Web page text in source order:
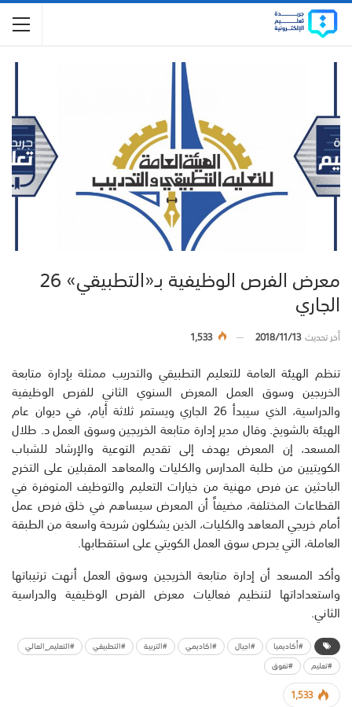
معرض الفرص الوظيفية بـ«التطبيقي» 26
الجاري
أخر تحديث2018/11/13
1,533
تنظم الهيئة العامة للتعليم التطبيقي والتدريب ممثلة بإدارة متابعة
الخريجين وسوق العمل المعرض السنوي الثاني للفرص الوظيفية
والدراسية، الذي سيبدأ 26 الجاري ويستمر ثلاثة أيام، في ديوان عام
الهيئة بالشويخ. وقال مدير إدارة متابعة الخريجين وسوق العمل د. طلال
المسعد، إن المعرض يهدف إلى تقديم التوعية والإرشاد للشباب
الكويتيين من طلبة المدارس والكليات والمعاهد المقبلين على التخرج
الباحثين عن فرص مهنية من خيارات التعليم والتوظيف المتوفرة في
القطاعات المختلفة، مضيفاً أن المعرض سيساهم في خلق فرص عمل
أمام خريجي المعاهد والكليات، الذين يشكلون شريحة واسعة من الطبقة
العاملة، التي يحرص سوق العمل الكويتي على استقطابها.
وأكد المسعد أن إدارة متابعة الخريجين وسوق العمل أنهت ترتيباتها
واستعداداتها لتنظيم فعاليات معرض الفرص الوظيفية والدراسية
الثاني.
#أكاديميا #اجيال #اكاديمي #التربية #التطبيقي
#التعليم_العالي
#تعليم
#تفوق
1,533